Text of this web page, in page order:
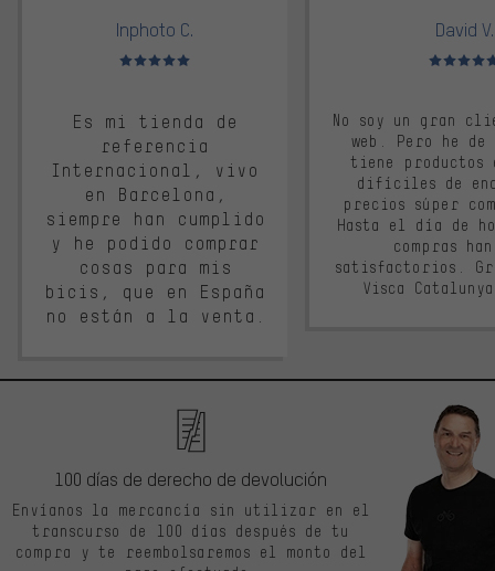
Inphoto C.
Valoración media: 5 de 5
Es mi tienda de
referencia
Internacional, vivo
en Barcelona,
siempre han cumplido
y he podido comprar
cosas para mis
bicis, que en España
no están a la venta.
David V.
Valoración
No soy un gran
web. Pero he
tiene productos
difíciles de
precios súper
Hasta el día de
compras
satisfactorios.
Visca
100 días de derecho de devolución
Envíanos la mercancía sin utilizar en el
transcurso de 100 días después de tu
compra y te reembolsaremos el monto del